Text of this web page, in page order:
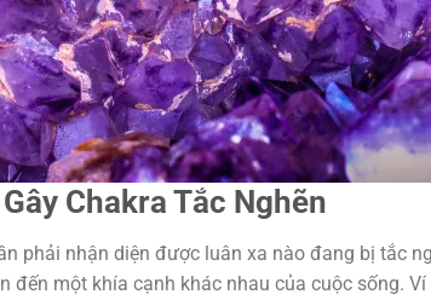
Chakra Tắc Nghẽn
phải nhận diện được luân xa nào đang bị tắc
đến một khía cạnh khác nhau của cuộc sống.